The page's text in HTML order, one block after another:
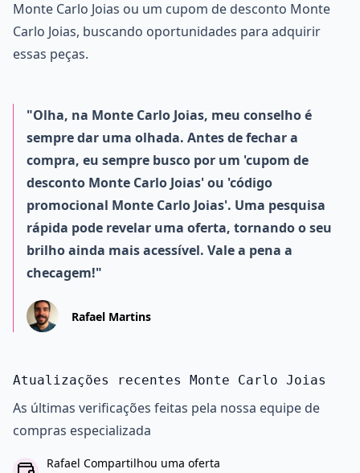
Monte Carlo Joias ou um cupom de desconto Monte
Carlo Joias, buscando oportunidades para adquirir
essas peças.
"Olha, na Monte Carlo Joias, meu conselho é
sempre dar uma olhada. Antes de fechar a
compra, eu sempre busco por um 'cupom de
desconto Monte Carlo Joias' ou 'código
promocional Monte Carlo Joias'. Uma pesquisa
rápida pode revelar uma oferta, tornando o seu
brilho ainda mais acessível. Vale a pena a
checagem!"
Rafael Martins
Atualizações recentes Monte Carlo Joias
As últimas verificações feitas pela nossa equipe de
compras especializada
Rafael Compartilhou uma oferta